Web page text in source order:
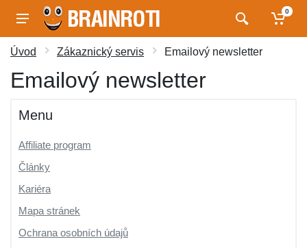
0
Úvod Zákaznický servis Emailový newsletter
Emailový newsletter
Menu
Affiliate program
Články
Kariéra
Mapa stránek
Ochrana osobních údajů